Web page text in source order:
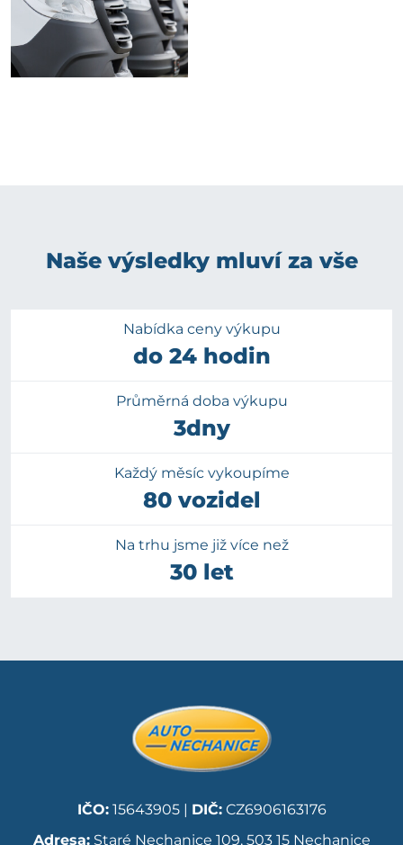
Naše výsledky mluví za vše
Nabídka ceny výkupu
do 24 hodin
Průměrná doba výkupu
3dny
Každý měsíc vykoupíme
80 vozidel
Na trhu jsme již více než
30 let
IČO:15643905 | DIČ:CZ6906163176
Adresa:Staré Nechanice 109, 503 15 Nechanice